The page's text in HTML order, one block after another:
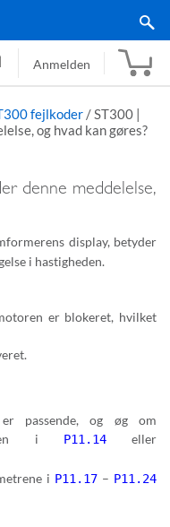
Anmelden
fejlkoder / ST300 |
og hvad kan gøres?
denne meddelelse,
display, betyder
i hastigheden.
er blokeret, hvilket
passende, og øg om
i
P11.14eller
i P11.17 – P11.24